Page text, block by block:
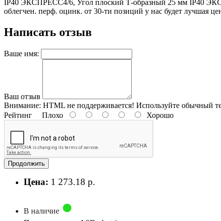
IP40 ЭКСПРЕСС4/6, Угол плоский Т-образный 25 мм IP40
облегчен. перф. оцинк. от 30-ти позиций у нас будет лучшая
Написать отзыв
Ваше имя:
Ваш отзыв
Внимание: HTML не поддерживается! Используйте обычный
Рейтинг Плохо Хорошо
Продолжить
Цена: 1 273.18 р.
В наличие